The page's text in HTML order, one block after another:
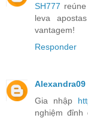
SH777
leva
vantagem!
Responder
Alexandra09
Gia nhập
nghiệm